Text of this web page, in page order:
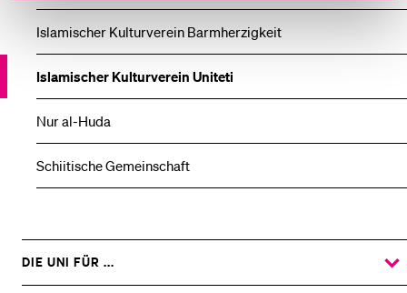
Islamischer Kulturverein Barmherzigkeit
Islamischer Kulturverein Uniteti
Nur al-Huda
Schiitische Gemeinschaft
DIE UNI FÜR ...
ZEIGE
DAS